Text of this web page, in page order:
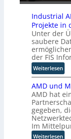
e
B
r
e
m
s
e
s
c
h
e
n
R
o
u
t
e
r
-
H
e
r
u
e
b
t
u
n
d
w
e
c
h
e
R
o
l
Industrial
Projekte in
Unter der
saubere
der FIS
Weiterlesen:
I
n
d
u
s
t
r
AMD und
AMD hat
gegeben,
Im
Weiterlesen: